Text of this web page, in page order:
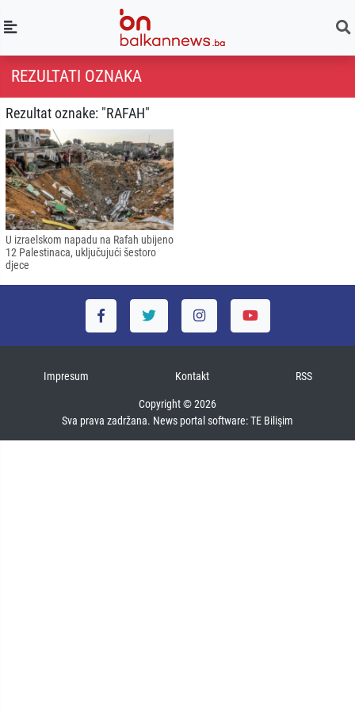
REZULTATI OZNAKA
Rezultat oznake: "RAFAH"
U izraelskom napadu na Rafah ubijeno
12 Palestinaca, uključujući šestoro
djece
Impresum Kontakt RSS
Copyright © 2026
Sva prava zadržana. News portal software:TE Bilişim